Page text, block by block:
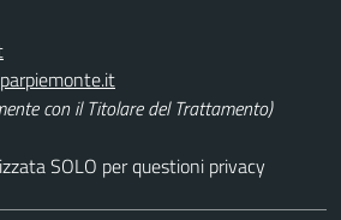
con il Titolare del Trattamento)
SOLO per questioni privacy